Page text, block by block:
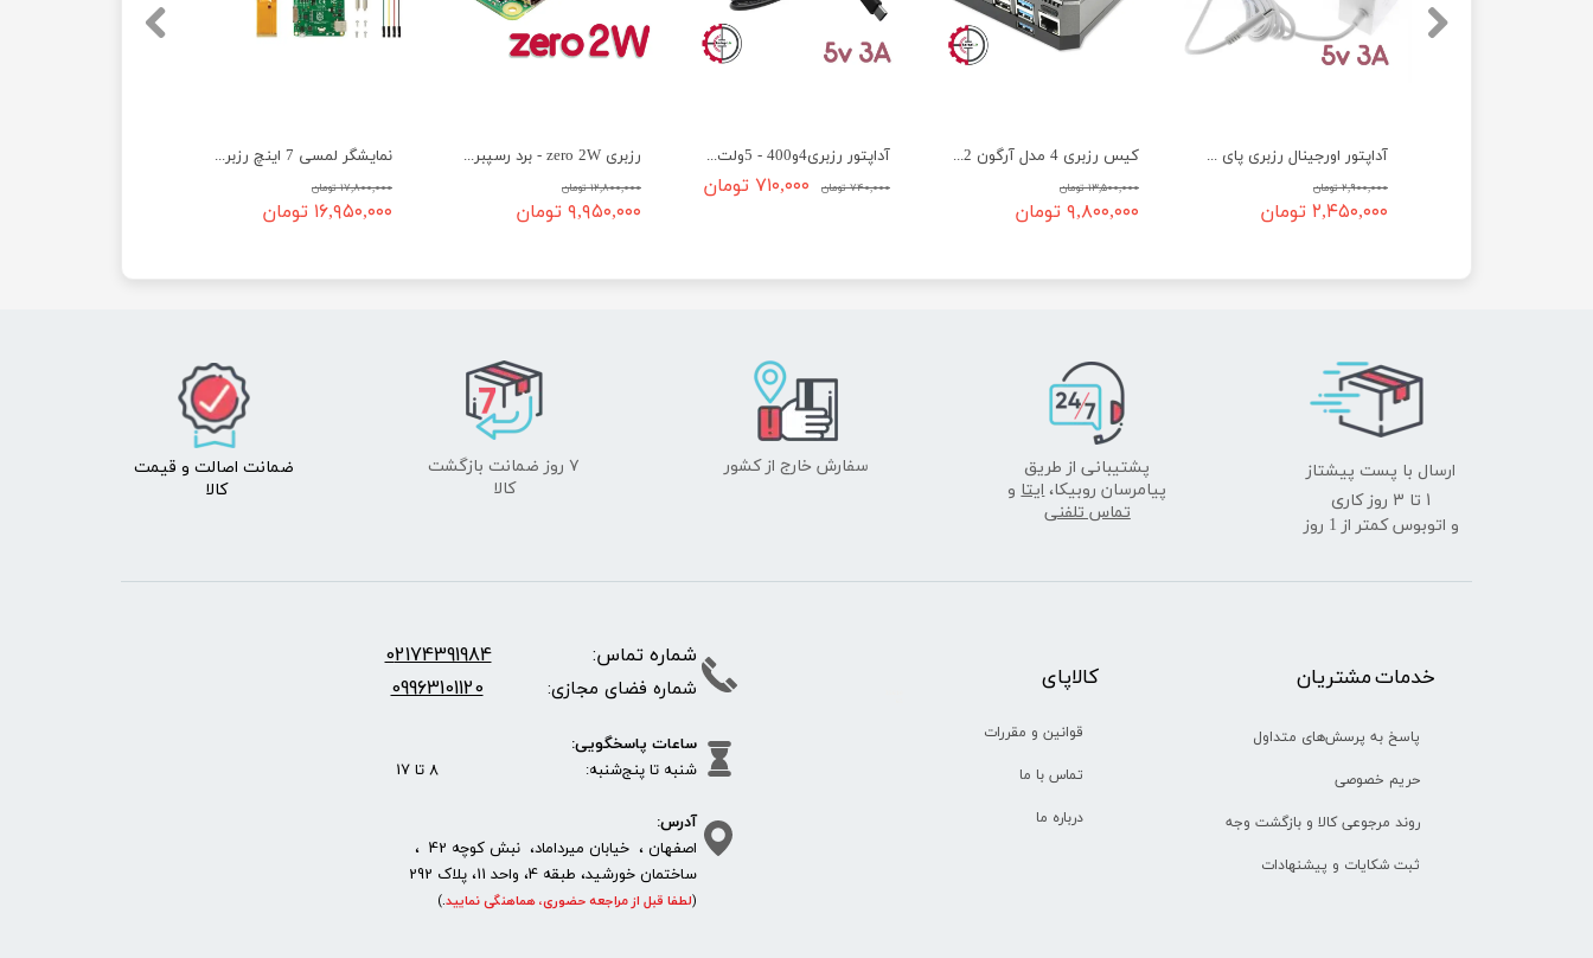
نمایشگر لمسی 7 اینچ رزبری پای Raspberry Pi – اورجینال
۱۷,۸۰۰,۰۰۰ تومان
۱۶,۹۵۰,۰۰۰ تومان
رزبری zero 2W - برد رسپبری پای زیرو 2W
۱۲,۸۰۰,۰۰۰ تومان
۹,۹۵۰,۰۰۰ تومان
آداپتور رزبری4و400 - 5ولت 3 آمپر type C
۷۴۰,۰۰۰ تومان ۷۱۰,۰۰۰ تومان
کیس رزبری 4 مدل آرگون M2 - قاب(جعبه) رسپبری پای 4
۱۳,۵۰۰,۰۰۰ تومان
۹,۸۰۰,۰۰۰ تومان
آداپتور اورجینال رزبری پای 4 و 400 - 5ولت 3آمپر type C
۲,۹۰۰,۰۰۰ تومان
۲,۴۵۰,۰۰۰ تومان
ارسال با پست پیشتاز
​​​​​​​1 تا 3 روز کاری
و اتوبوس کمتر از 1 روز
پشتیبانی از طریق
پیامرسان روبیکا، ایتا و
تماس تلفنی
سفارش خارج از کشور
۷ روز ضمانت بازگشت
​​​​​​​کالا
ضمانت اصالت و قیمت​​​​​​​
کالا ​​​​​​​
خدمات مشتریان
پاسخ به پرسش‌های متداول
حریم خصوصی
روند مرجوعی کالا و بازگشت وجه
ثبت شکایات و پیشنهادات
​​کالاپای
قوانین و مقررات
تماس با ما
درباره ما
شماره تماس: 02174391984
شماره فضای مجازی: 09963101120
ساعات پاسخگویی:
شنبه تا پنج‌شنبه: 8 تا 17
آدرس:
اصفهان ، خیابان میرداماد، نبش کوچه 42 ،
ساختمان خورشید، طبقه 4، واحد 11، پلاک 292
(لطفا قبل از مراجعه حضوری، هماهنگی نمایید.
)